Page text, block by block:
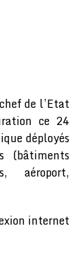
de l’Etat
ce 24
déployés
(bâtiments
aéroport,
internet